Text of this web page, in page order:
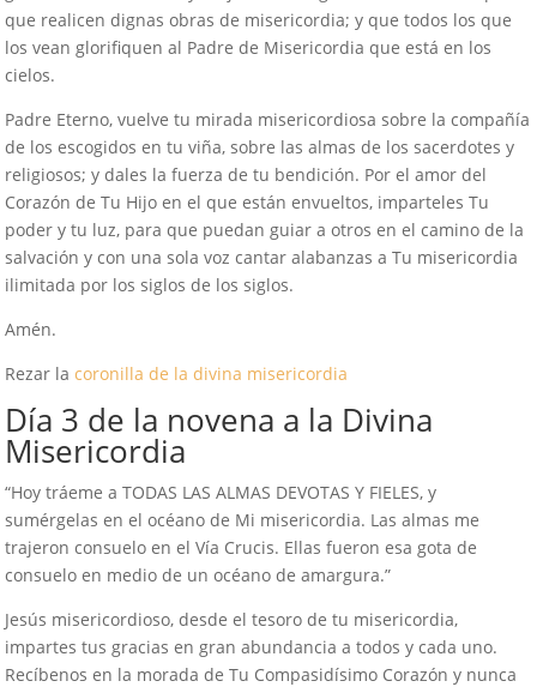
que realicen dignas obras de misericordia; y que todos los que
los vean glorifiquen al Padre de Misericordia que está en los
cielos.
Padre Eterno, vuelve tu mirada misericordiosa sobre la compañía
de los escogidos en tu viña, sobre las almas de los sacerdotes y
religiosos; y dales la fuerza de tu bendición. Por el amor del
Corazón de Tu Hijo en el que están envueltos, imparteles Tu
poder y tu luz, para que puedan guiar a otros en el camino de la
salvación y con una sola voz cantar alabanzas a Tu misericordia
ilimitada por los siglos de los siglos.
Amén.
Rezar la coronilla de la divina misericordia
Día 3 de la novena a la Divina
Misericordia
“Hoy tráeme a TODAS LAS ALMAS DEVOTAS Y FIELES, y
sumérgelas en el océano de Mi misericordia. Las almas me
trajeron consuelo en el Vía Crucis. Ellas fueron esa gota de
consuelo en medio de un océano de amargura.”
Jesús misericordioso, desde el tesoro de tu misericordia,
impartes tus gracias en gran abundancia a todos y cada uno.
Recíbenos en la morada de Tu Compasidísimo Corazón y nunca